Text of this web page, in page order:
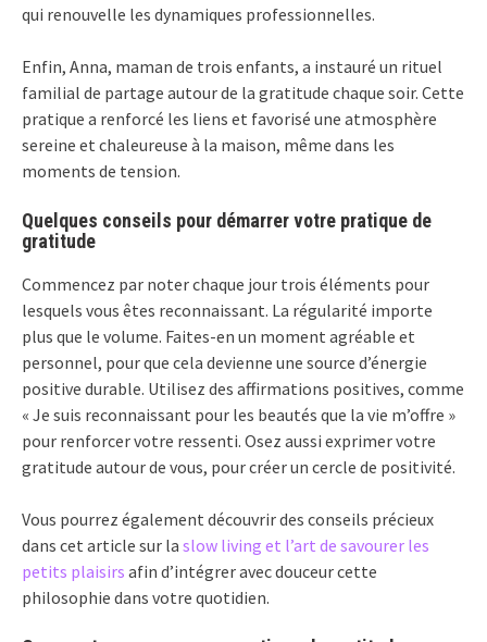
qui renouvelle les dynamiques professionnelles.
Enfin, Anna, maman de trois enfants, a instauré un rituel
familial de partage autour de la gratitude chaque soir. Cette
pratique a renforcé les liens et favorisé une atmosphère
sereine et chaleureuse à la maison, même dans les
moments de tension.
Quelques conseils pour démarrer votre pratique de
gratitude
Commencez par noter chaque jour trois éléments pour
lesquels vous êtes reconnaissant. La régularité importe
plus que le volume. Faites-en un moment agréable et
personnel, pour que cela devienne une source d’énergie
positive durable. Utilisez des affirmations positives, comme
« Je suis reconnaissant pour les beautés que la vie m’offre »
pour renforcer votre ressenti. Osez aussi exprimer votre
gratitude autour de vous, pour créer un cercle de positivité.
Vous pourrez également découvrir des conseils précieux
dans cet article sur la slow living et l’art de savourer les
petits plaisirs afin d’intégrer avec douceur cette
philosophie dans votre quotidien.